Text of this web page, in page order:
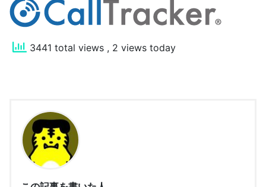
3441 total views , 2 views today